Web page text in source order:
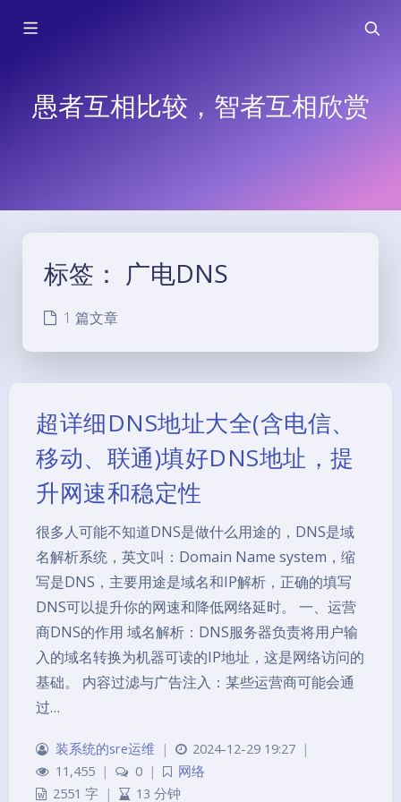
愚者互相比较，智者互相欣赏
标签： 广电DNS
1 篇文章
超详细DNS地址大全(含电信、
移动、联通)填好DNS地址，提
升网速和稳定性
很多人可能不知道DNS是做什么用途的，DNS是域
名解析系统，英文叫：Domain Name system，缩
写是DNS，主要用途是域名和IP解析，正确的填写
DNS可以提升你的网速和降低网络延时。 一、运营
商DNS的作用 域名解析：DNS服务器负责将用户输
入的域名转换为机器可读的IP地址，这是网络访问的
基础。 内容过滤与广告注入：某些运营商可能会通
过…
装系统的sre运维 | 2024-12-29 19:27 |
11,455 | 0 |
网络
2551 字 | 13 分钟